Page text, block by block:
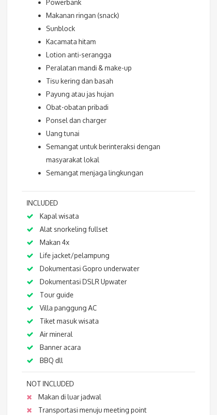
Powerbank
Makanan ringan (snack)
Sunblock
Kacamata hitam
Lotion anti-serangga
Peralatan mandi & make-up
Tisu kering dan basah
Payung atau jas hujan
Obat-obatan pribadi
Ponsel dan charger
Uang tunai
Semangat untuk berinteraksi dengan
masyarakat lokal
Semangat menjaga lingkungan
INCLUDED
Kapal wisata
Alat snorkeling fullset
Makan 4x
Life jacket/pelampung
Dokumentasi Gopro underwater
Dokumentasi DSLR Upwater
Tour guide
Villa panggung AC
Tiket masuk wisata
Air mineral
Banner acara
BBQ dll
NOT INCLUDED
Makan di luar jadwal
Transportasi menuju meeting point